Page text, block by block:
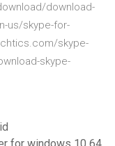
download-
us/skype-for-
skype-
skype-